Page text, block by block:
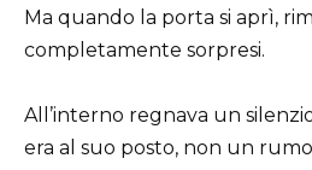
Ma quando la porta si aprì,
completamente sorpresi.
All’interno regnava un
era al suo posto, non un